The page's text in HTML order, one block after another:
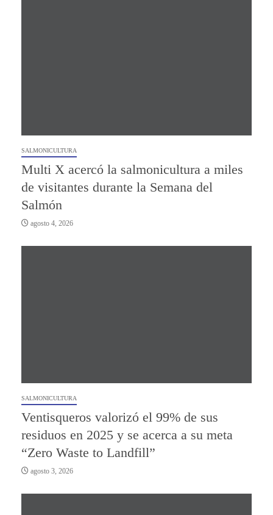
SALMONICULTURA
Multi X acercó la salmonicultura a miles
de visitantes durante la Semana del
Salmón
agosto 4, 2026
SALMONICULTURA
Ventisqueros valorizó el 99% de sus
residuos en 2025 y se acerca a su meta
“Zero Waste to Landfill”
agosto 3, 2026